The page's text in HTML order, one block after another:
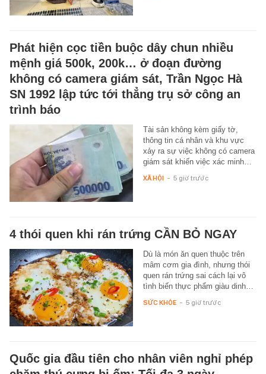
Phát hiện cọc tiền buộc dây chun nhiều
mệnh giá 500k, 200k… ở đoạn đường
không có camera giám sát, Trần Ngọc Hà
SN 1992 lập tức tới thẳng trụ sở công an
trình báo
Tài sản không kèm giấy tờ,
thông tin cá nhân và khu vực
xảy ra sự việc không có camera
giám sát khiến việc xác minh…
XÃ HỘI - 5 giờ trước
4 thói quen khi rán trứng CẦN BỎ NGAY
Dù là món ăn quen thuộc trên
mâm cơm gia đình, nhưng thói
quen rán trứng sai cách lại vô
tình biến thực phẩm giàu dinh…
SỨC KHỎE - 5 giờ trước
Quốc gia đầu tiên cho nhân viên nghỉ phép